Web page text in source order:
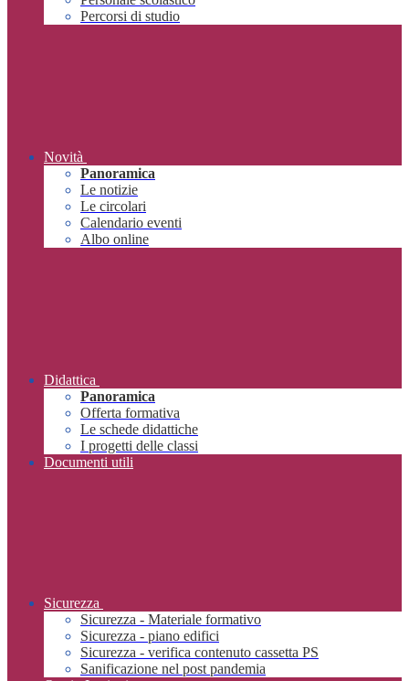
Percorsi di studio
Novità
Panoramica
Le notizie
Le circolari
Calendario eventi
Albo online
Didattica
Panoramica
Offerta formativa
Le schede didattiche
I progetti delle classi
Documenti utili
Sicurezza
Sicurezza - Materiale formativo
Sicurezza - piano edifici
Sicurezza - verifica contenuto cassetta PS
Sanificazione nel post pandemia